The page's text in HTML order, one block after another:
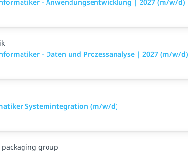
- Anwendungsentwicklung | 2027 (m/w/d)
- Daten und Prozessanalyse | 2027 (m/w/d)
Systemintegration (m/w/d)
packaging group